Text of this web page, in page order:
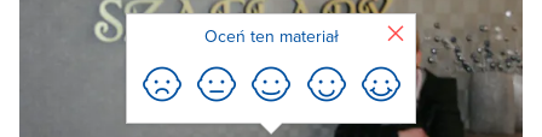
Oceń ten materiał Zamknij